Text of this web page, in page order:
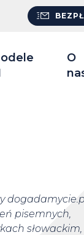
O
pisemnych,
słowackim,